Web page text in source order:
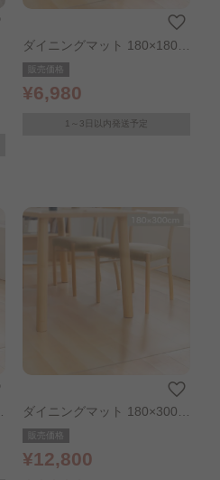
ダイニングマット 180×180c
m販売価格
¥6,980
1～3日以内発送予定
ダイニングマット 180×300c
m販売価格
¥12,800